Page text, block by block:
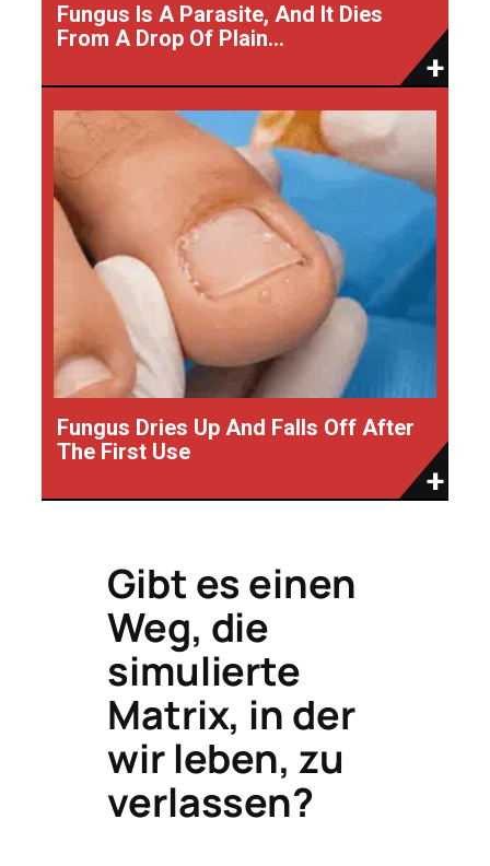
Fungus Is A Parasite, And It Dies
From A Drop Of Plain...
Fungus Dries Up And Falls Off After
The First Use
Gibt es einen
Weg, die
simulierte
Matrix, in der
wir leben, zu
verlassen?